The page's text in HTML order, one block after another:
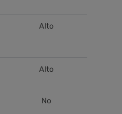
Alto
Alto
No